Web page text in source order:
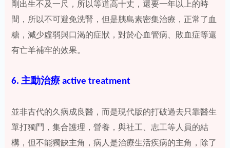
剛出生不及一尺，所以等道高十丈，還要一年以上的時
間，所以不可避免洗腎，但是胰島素密集治療，正常了血
糖，減少虛弱與口渴的症狀，對於心血管病、敗血症等還
有亡羊補牢的效果。
6. 主動治療 active treatment
並非古代的久病成良醫，而是現代版的打破過去只靠醫生
單打獨鬥，集合護理，營養，與社工、志工等人員的結
構，但不能獨缺主角，病人是治療生活疾病的主角，除了